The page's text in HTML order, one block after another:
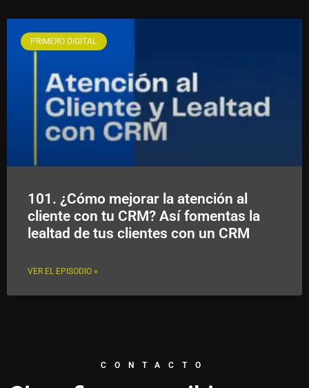
PRIMERO DIGITAL
101. ¿Cómo mejorar la atención al
cliente con tu CRM? Así fomentas la
lealtad de tus clientes con un CRM
VER EL EPISODIO »
CONTACTO